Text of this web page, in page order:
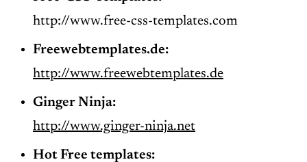
http://www.free-css-templates.com
Freewebtemplates.de:
http://www.freewebtemplates.de
Ginger Ninja:
http://www.ginger-ninja.net
Hot Free templates: